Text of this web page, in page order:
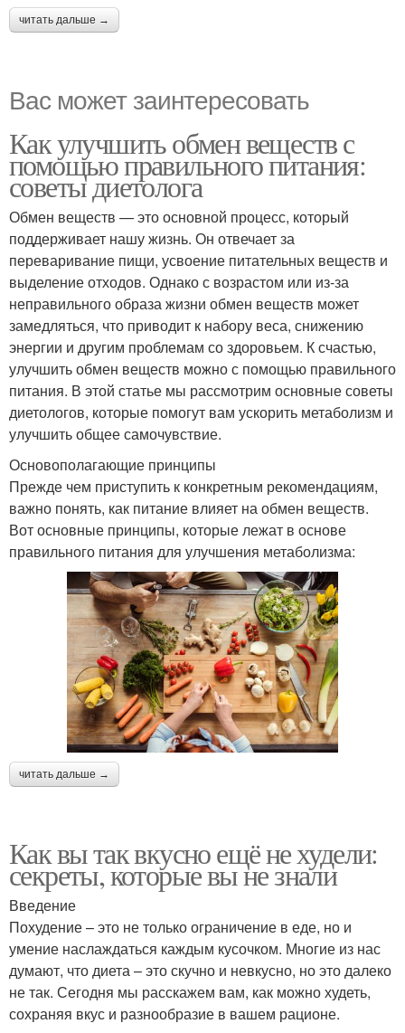
читать дальше →
Вас может заинтересовать
Как улучшить обмен веществ с
помощью правильного питания:
советы диетолога
Обмен веществ — это основной процесс, который
поддерживает нашу жизнь. Он отвечает за
переваривание пищи, усвоение питательных веществ и
выделение отходов. Однако с возрастом или из-за
неправильного образа жизни обмен веществ может
замедляться, что приводит к набору веса, снижению
энергии и другим проблемам со здоровьем. К счастью,
улучшить обмен веществ можно с помощью правильного
питания. В этой статье мы рассмотрим основные советы
диетологов, которые помогут вам ускорить метаболизм и
улучшить общее самочувствие.
Основополагающие принципы
Прежде чем приступить к конкретным рекомендациям,
важно понять, как питание влияет на обмен веществ.
Вот основные принципы, которые лежат в основе
правильного питания для улучшения метаболизма:
читать дальше →
Как вы так вкусно ещё не худели:
секреты, которые вы не знали
Введение
Похудение – это не только ограничение в еде, но и
умение наслаждаться каждым кусочком. Многие из нас
думают, что диета – это скучно и невкусно, но это далеко
не так. Сегодня мы расскажем вам, как можно худеть,
сохраняя вкус и разнообразие в вашем рационе.